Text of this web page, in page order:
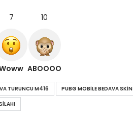
7 10
ABOOOO
TURUNCU M416 PUBG MOBILE BEDAVA SKIN